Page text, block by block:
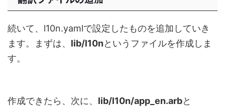
続いて、l10n.yamlで設定したものを追加していき
ます。まずは、 lib/l10nというファイルを作成しま
す。
作成できたら、次に、 lib/l10n/app_en.arbと